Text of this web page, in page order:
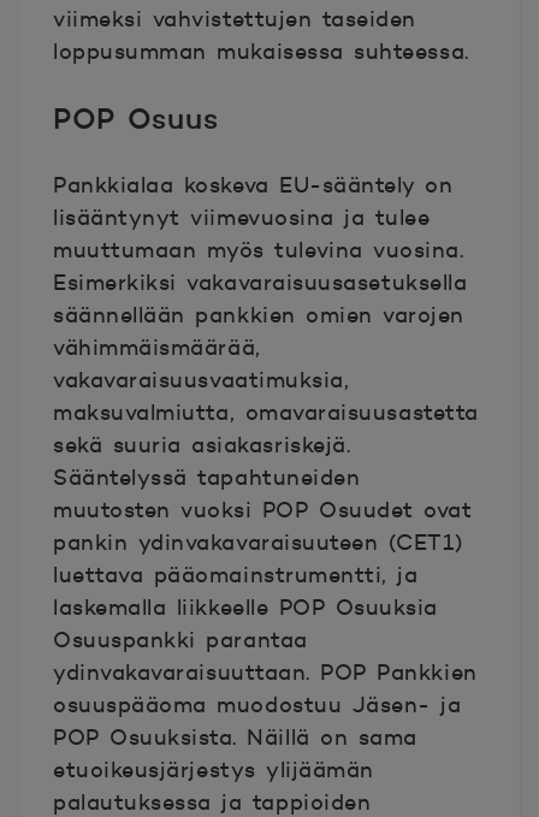
viimeksi vahvistettujen taseiden
loppusumman mukaisessa suhteessa.
POP Osuus
Pankkialaa koskeva EU-sääntely on
lisääntynyt viimevuosina ja tulee
muuttumaan myös tulevina vuosina.
Esimerkiksi vakavaraisuusasetuksella
säännellään pankkien omien varojen
vähimmäismäärää,
vakavaraisuusvaatimuksia,
maksuvalmiutta, omavaraisuusastetta
sekä suuria asiakasriskejä.
Sääntelyssä tapahtuneiden
muutosten vuoksi POP Osuudet ovat
pankin ydinvakavaraisuuteen (CET1)
luettava pääomainstrumentti, ja
laskemalla liikkeelle POP Osuuksia
Osuuspankki parantaa
ydinvakavaraisuuttaan. POP Pankkien
osuuspääoma muodostuu Jäsen- ja
POP Osuuksista. Näillä on sama
etuoikeusjärjestys ylijäämän
palautuksessa ja tappioiden